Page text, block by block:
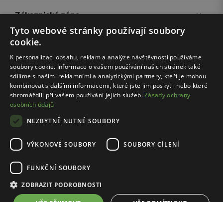
Zákaznická zóna
Společnost Wojas
Rady
© Wojas 2026
Pravidla e-shopu
Zásady ochrany osobních údajů
Tyto webové stránky používají soubory
cookie.
K personalizaci obsahu, reklam a analýze návštěvnosti používáme
soubory cookie. Informace o vašem používání našich stránek také
sdílíme s našimi reklamními a analytickými partnery, kteří je mohou
kombinovat s dalšími informacemi, které jste jim poskytli nebo které
shromáždili při vašem používání jejich služeb.Zásady ochrany
osobních údajů
NEZBYTNĚ NUTNÉ SOUBORY
VÝKONOVÉ SOUBORY SOUBORY CÍLENÍ
FUNKČNÍ SOUBORY
ZOBRAZIT PODROBNOSTI